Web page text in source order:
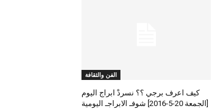
الفن والثقافة
كيف اعرف برجي ؟؟ نسردْ ابراج اليوم
[الجمعة 20-5-2016] شوفـ الابراجـ اليومية